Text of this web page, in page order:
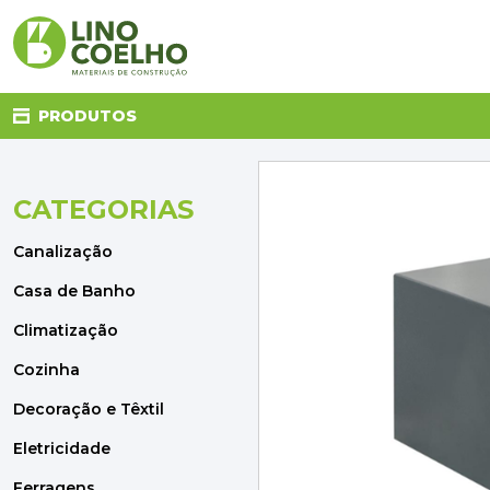
PRODUTOS
CANALIZAÇÃO
CLIMATIZAÇÃO
COZINHA
ELETRICIDADE
FERRAGENS
ILUMINAÇÃO
JARDIM
CATEGORIAS
Canalização
Casa de Banho
Climatização
Cozinha
Decoração e Têxtil
Eletricidade